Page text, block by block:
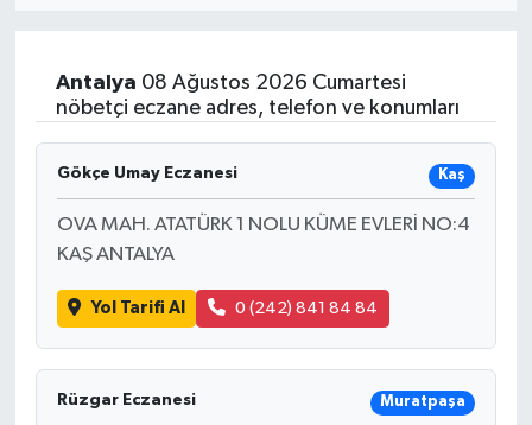
Antalya 08 Ağustos 2026 Cumartesi
nöbetçi eczane adres, telefon ve konumları
Gökçe Umay Eczanesi Kaş
OVA MAH. ATATÜRK 1 NOLU KÜME EVLERİ NO:4
KAŞ ANTALYA
Yol Tarifi Al 0 (242) 841 84 84
Rüzgar Eczanesi Muratpaşa
Sağlık
Siyaset
Spor